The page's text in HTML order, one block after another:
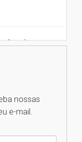
desafios
em
nossas
e-mail.